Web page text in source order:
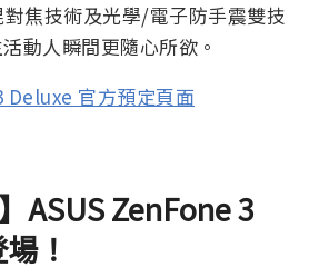
焦技術及光學/電子防手震雙技
動人瞬間更隨心所欲。
官方預定頁面
ASUS ZenFone 3
！